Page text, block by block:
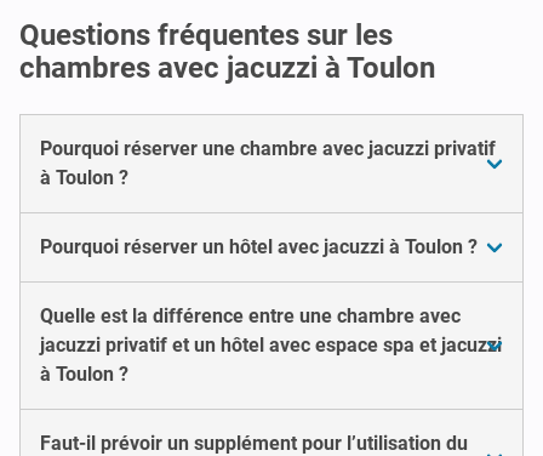
Questions fréquentes sur les
chambres avec jacuzzi à Toulon
Pourquoi réserver une chambre avec jacuzzi privatif
à Toulon ?
Pourquoi réserver un hôtel avec jacuzzi à Toulon ?
Quelle est la différence entre une chambre avec
jacuzzi privatif et un hôtel avec espace spa et jacuzzi
à Toulon ?
Faut-il prévoir un supplément pour l’utilisation du